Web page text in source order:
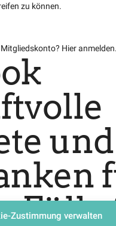
Zustimmung verwalten
zu können.
Hier anmelden.
und
Fülle